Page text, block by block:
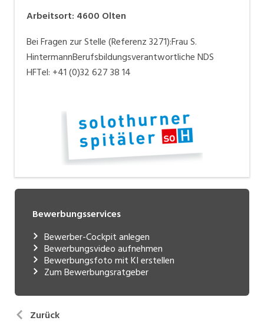
Arbeitsort: 4600 Olten
Bei Fragen zur Stelle (Referenz 3271):Frau S.
HintermannBerufsbildungsverantwortliche NDS
HFTel: +41 (0)32 627 38 14
Bewerbungsservices
Bewerber-Cockpit anlegen
Bewerbungsvideo aufnehmen
Bewerbungsfoto mit KI erstellen
Zum Bewerbungsratgeber
Zurück